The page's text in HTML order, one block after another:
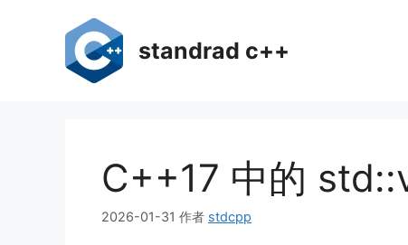
standrad c++
C++17 中的
2026-01-31 作者 stdcpp